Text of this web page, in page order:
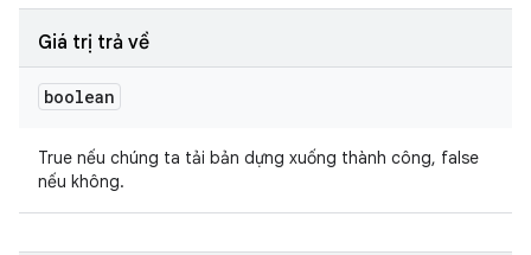
Giá trị trả về
boolean
True nếu chúng ta tải bản dựng xuống thành công, false
nếu không.